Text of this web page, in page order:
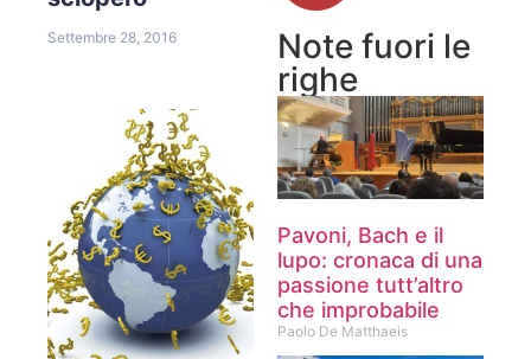
Settembre 28, 2016
Note fuori le
righe
Pavoni, Bach e il
lupo: cronaca di una
passione tutt’altro
che improbabile
Paolo De Matthaeis